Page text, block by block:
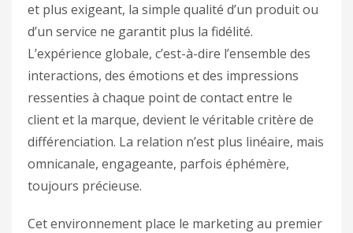
et plus exigeant, la simple qualité d’un produit ou
d’un service ne garantit plus la fidélité.
L’expérience globale, c’est-à-dire l’ensemble des
interactions, des émotions et des impressions
ressenties à chaque point de contact entre le
client et la marque, devient le véritable critère de
différenciation. La relation n’est plus linéaire, mais
omnicanale, engageante, parfois éphémère,
toujours précieuse.
Cet environnement place le marketing au premier